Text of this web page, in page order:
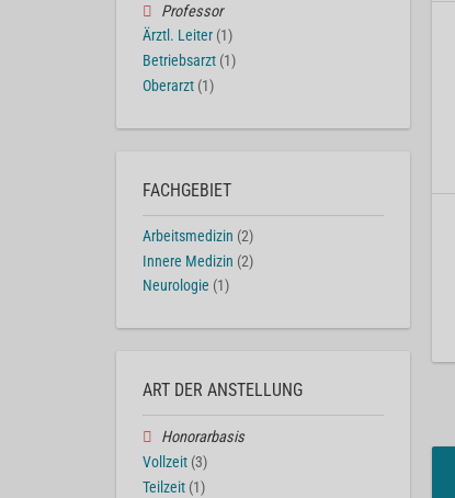
Professor
Ärztl. Leiter (1)
Betriebsarzt (1)
Oberarzt (1)
FACHGEBIET
Arbeitsmedizin (2)
Innere Medizin (2)
Neurologie (1)
ART DER ANSTELLUNG
Honorarbasis
Vollzeit (3)
Teilzeit (1)